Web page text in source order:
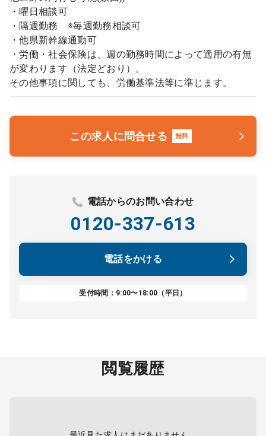
・曜日相談可
・隔週勤務 ※毎週勤務相談可
・他県新幹線通勤可
・労働・社会保険は、週の勤務時間によって適用の有無
が変わります（法定どおり）。
その他事項に関しても、労働基準法等に準じます。
この求人に問合せる 無料
電話からのお問い合わせ
0120-337-613
電話をかける
受付時間：9:00〜18:00（平日）
閲覧履歴